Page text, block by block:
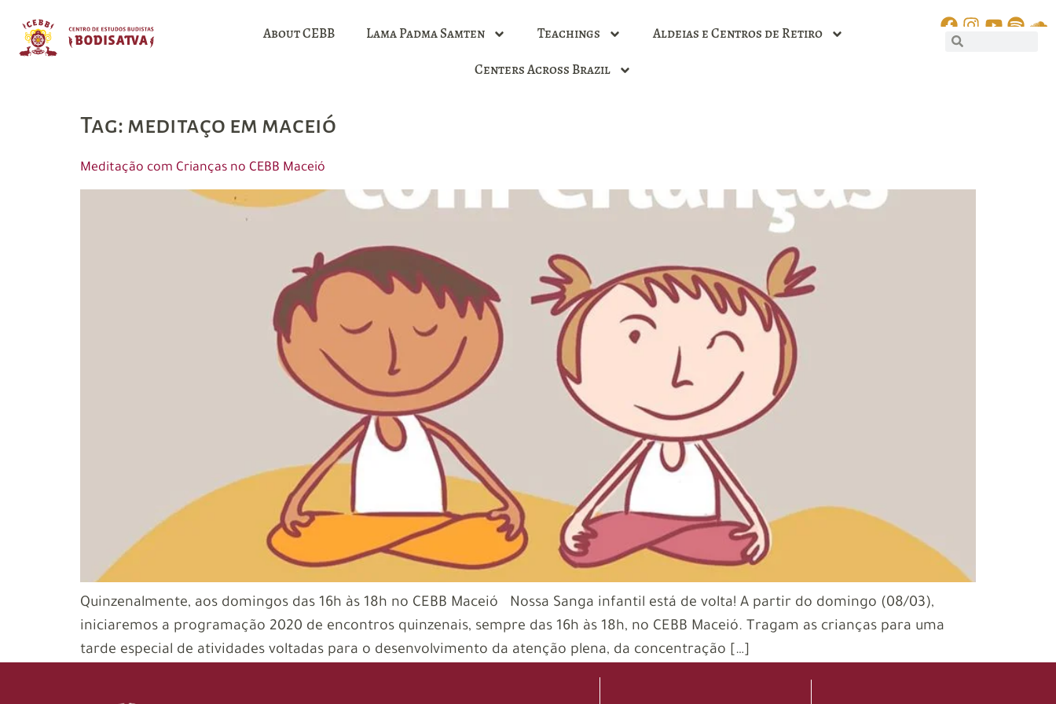
About CEBB Lama Padma Samten Teachings
Aldeias e Centros de Retiro
Centers Across Brazil
Tag: meditaço em maceió
Meditação com Crianças no CEBB Maceió
Quinzenalmente, aos domingos das 16h às 18h no CEBB Maceió Nossa Sanga infantil está de volta! A partir do domingo (08/03),
iniciaremos a programação 2020 de encontros quinzenais, sempre das 16h às 18h, no CEBB Maceió. Tragam as crianças para uma
tarde especial de atividades voltadas para o desenvolvimento da atenção plena, da concentração […]